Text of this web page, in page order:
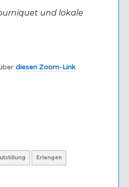
und lokale
diesen Zoom-Link
Erlangen